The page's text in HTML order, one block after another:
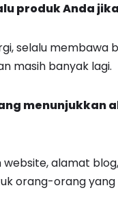
produk Anda
selalu membawa
masih banyak lagi.
menunjukkan
alamat
orang-orang yang